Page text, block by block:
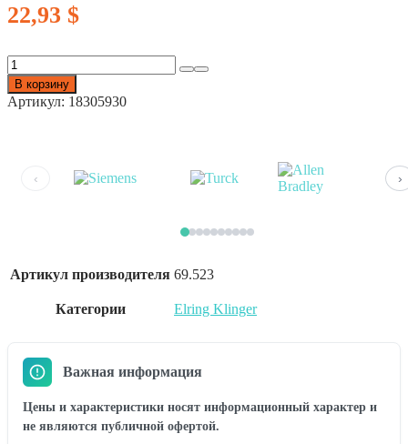
22,93 $
Количество
товара
ELRING
KLINGER
В корзину
Артикул: 18305930
‹ ›
Артикул производителя 69.523
Категории Elring Klinger
Важная информация
Цены и характеристики носят информационный характер и
не являются публичной офертой.